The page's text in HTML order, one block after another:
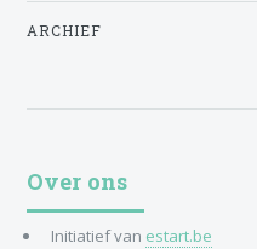
ARCHIEF
Over ons
Initiatief van estart.be